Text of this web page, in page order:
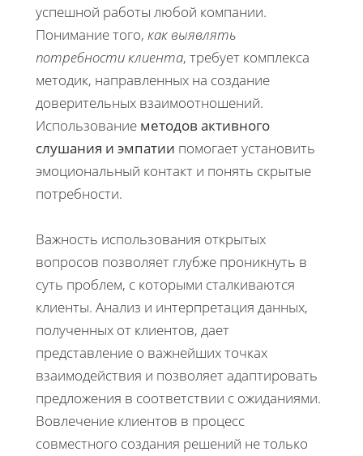
успешной работы любой компании.
Понимание того, как выявлять
потребности клиента, требует комплекса
методик, направленных на создание
доверительных взаимоотношений.
Использование методов активного
слушания и эмпатии помогает установить
эмоциональный контакт и понять скрытые
потребности.
Важность использования открытых
вопросов позволяет глубже проникнуть в
суть проблем, с которыми сталкиваются
клиенты. Анализ и интерпретация данных,
полученных от клиентов, дает
представление о важнейших точках
взаимодействия и позволяет адаптировать
предложения в соответствии с ожиданиями.
Вовлечение клиентов в процесс
совместного создания решений не только